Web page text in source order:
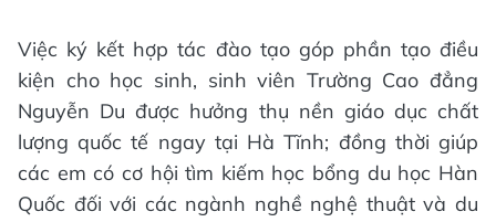
Việc ký kết hợp tác đào tạo góp phần tạo điều
kiện cho học sinh, sinh viên Trường Cao đẳng
Nguyễn Du được hưởng thụ nền giáo dục chất
lượng quốc tế ngay tại Hà Tĩnh; đồng thời giúp
các em có cơ hội tìm kiếm học bổng du học Hàn
Quốc đối với các ngành nghề nghệ thuật và du